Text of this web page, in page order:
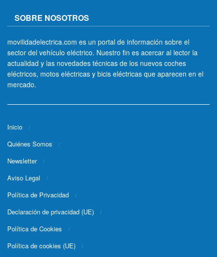
SOBRE NOSOTROS
movilidadelectrica.com es un portal de información sobre el
sector del vehículo eléctrico. Nuestro fin es acercar al lector la
actualidad y las novedades técnicas de los nuevos coches
eléctricos, motos eléctricas y bicis eléctricas que aparecen en el
mercado.
Inicio
Quiénes Somos
Newsletter
Aviso Legal
Política de Privacidad
Declaración de privacidad (UE)
Política de Cookies
Política de cookies (UE)